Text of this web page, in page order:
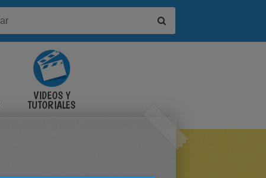
VIDEOS Y
TUTORIALES